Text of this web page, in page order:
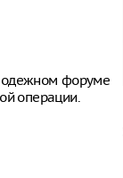
форуме
операции.